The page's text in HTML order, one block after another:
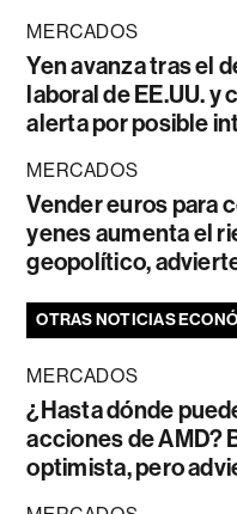
MERCADOS
Yen avanza tras el
laboral de EE.UU. y
alerta por posible
MERCADOS
Vender euros para
yenes aumenta el
geopolítico,
OTRAS NOTICIAS
MERCADOS
¿Hasta dónde
acciones de AMD?
optimista, pero